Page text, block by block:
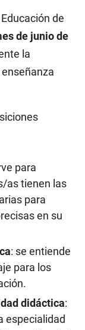
de
de junio de
la
para
as tienen las
para
en su
: se entiende
para los
didáctica:
especialidad